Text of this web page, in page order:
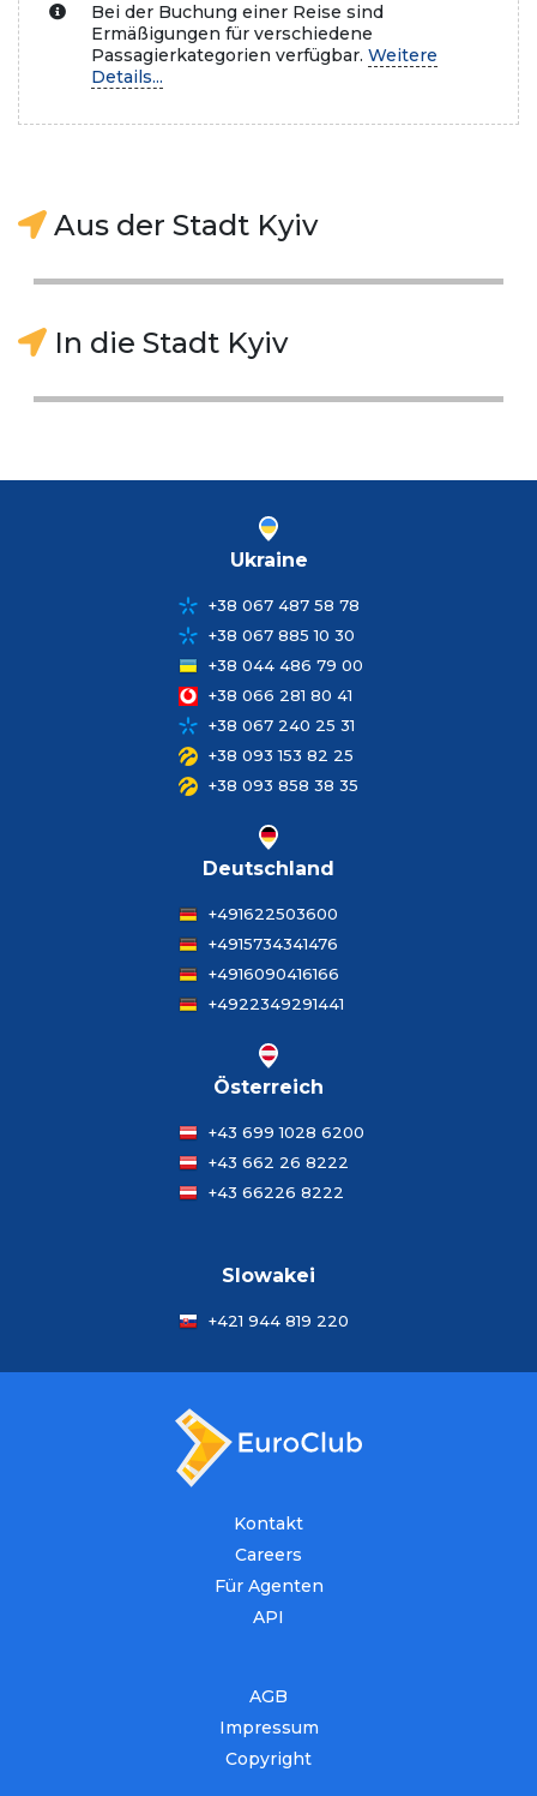
Bei der Buchung einer Reise sind
Ermäßigungen für verschiedene
Passagierkategorien verfügbar. Weitere
Details...
Aus der Stadt Kyiv
In die Stadt Kyiv
Ukraine
+38 067 487 58 78
+38 067 885 10 30
+38 044 486 79 00
+38 066 281 80 41
+38 067 240 25 31
+38 093 153 82 25
+38 093 858 38 35
Deutschland
+491622503600
+4915734341476
+4916090416166
+4922349291441
Österreich
+43 699 1028 6200
+43 662 26 8222
+43 66226 8222
Slowakei
+421 944 819 220
Kontakt
Careers
Für Agenten
API
AGB
Impressum
Copyright